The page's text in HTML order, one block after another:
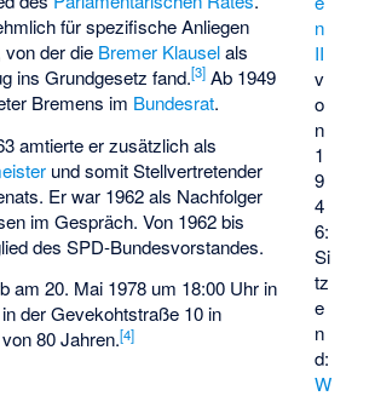
n
II
v
o
n
1
9
4
6:
Si
tz
e
n
d:
W
für spezifische Anliegen
der die Bremer Klauselals
ins Grundgesetz fand.[3] Ab 1949
Bremens im Bundesrat.
amtierte er zusätzlich als
und somit Stellvertretender
Er war 1962 als Nachfolger
im Gespräch. Von 1962 bis
des SPD-Bundesvorstandes.
am 20. Mai 1978 um 18:00 Uhr in
der Gevekohtstraße 10 in
80 Jahren.[4]